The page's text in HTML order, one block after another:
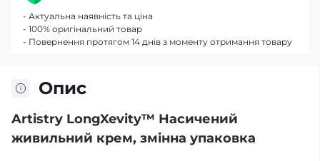
Опис
Artistry LongXevity™ Насичений
живильний крем, змінна упаковка
- Актуальна наявність та ціна
- 100% оригінальний товар
- Повернення протягом 14 днів з моменту отримання товару